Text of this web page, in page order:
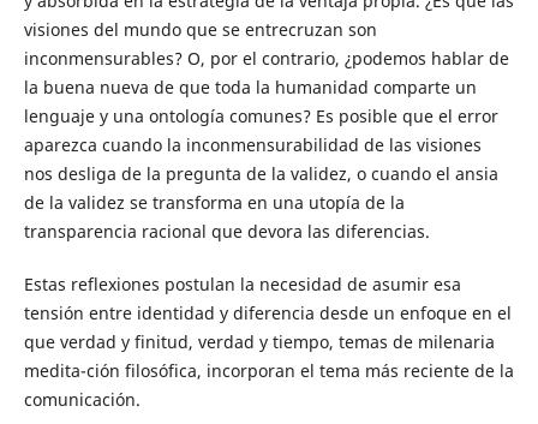
visiones del mundo que se entrecruzan son
inconmensurables? O, por el contrario, ¿podemos hablar de
la buena nueva de que toda la humanidad comparte un
lenguaje y una ontología comunes? Es posible que el error
aparezca cuando la inconmensurabilidad de las visiones
nos desliga de la pregunta de la validez, o cuando el ansia
de la validez se transforma en una utopía de la
transparencia racional que devora las diferencias.
Estas reflexiones postulan la necesidad de asumir esa
tensión entre identidad y diferencia desde un enfoque en el
que verdad y finitud, verdad y tiempo, temas de milenaria
medita-ción filosófica, incorporan el tema más reciente de la
comunicación.